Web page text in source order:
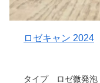
の少ない葡萄であ
感じられた為、さ
なるように指向しま
いた同じくうきは
ロゼキャン 2024
タイプ ロゼ微発泡